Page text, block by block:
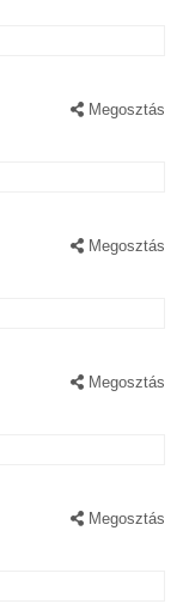
Megosztás
Megosztás
Megosztás
Megosztás